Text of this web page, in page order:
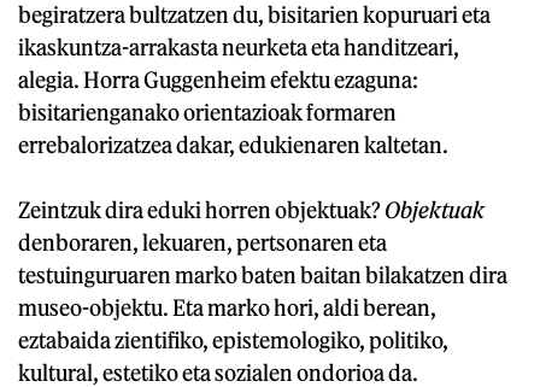
begiratzera bultzatzen du, bisitarien kopuruari eta
ikaskuntza-arrakasta neurketa eta handitzeari,
alegia. Horra Guggenheim efektu ezaguna:
bisitarienganako orientazioak formaren
errebalorizatzea dakar, edukienaren kaltetan.
Zeintzuk dira eduki horren objektuak?Objektuak
denboraren, lekuaren, pertsonaren eta
testuinguruaren marko baten baitan bilakatzen dira
museo-objektu. Eta marko hori, aldi berean,
eztabaida zientifiko, epistemologiko, politiko,
kultural, estetiko eta sozialen ondorioa da.